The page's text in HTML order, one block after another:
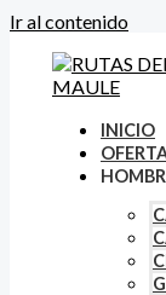
Ir al contenido
INICIO